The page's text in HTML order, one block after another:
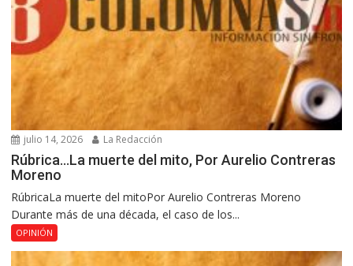
julio 14, 2026 La Redacción
Rúbrica…La muerte del mito, Por Aurelio Contreras
Moreno
RúbricaLa muerte del mitoPor Aurelio Contreras Moreno
Durante más de una década, el caso de los...
OPINIÓN